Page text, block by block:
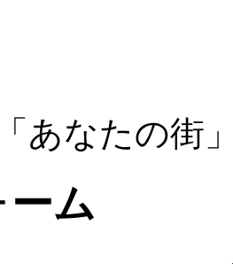
「あなたの街
ーム